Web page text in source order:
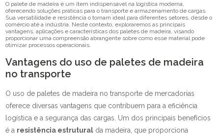
O palete de madeira é um item indispensável na logística moderna,
oferecendo soluções práticas para o transporte e armazenamento de cargas.
Sua versatilidade e resistência o tornam ideal para diferentes setores, desde o
comércio até a indústria. Neste contexto, exploraremos as principais
vantagens, aplicações e características dos paletes de madeira, visando
proporcionar uma compreensão abrangente sobre como esse material pode
otimizar processos operacionais.
Vantagens do uso de paletes de madeira
no transporte
O uso de paletes de madeira no transporte de mercadorias
oferece diversas vantagens que contribuem para a eficiência
logística e a segurança das cargas. Um dos principais benefícios
é a resistência estrutural da madeira, que proporciona